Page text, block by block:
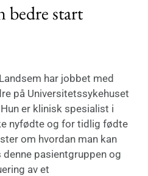
bedre start
har jobbet med
på Universitetssykehuset
er klinisk spesialist i
nyfødte og for tidlig fødte
om hvordan man kan
pasientgruppen og
av et